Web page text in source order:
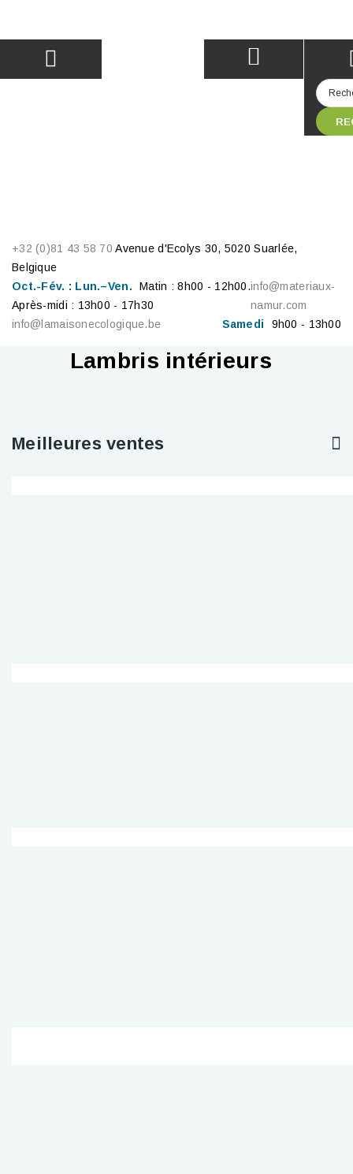
+32 (0)81 43 58 70 Avenue d'Ecolys 30, 5020 Suarlée,
Belgique
Oct.-Fév. : Lun.–Ven.
Matin : 8h00 - 12h00.
Après-midi : 13h00 - 17h30
Samedi
9h00 - 13h00
info@materiaux-
namur.com
info@lamaisonecologique.be
Lambris intérieurs
Meilleures ventes